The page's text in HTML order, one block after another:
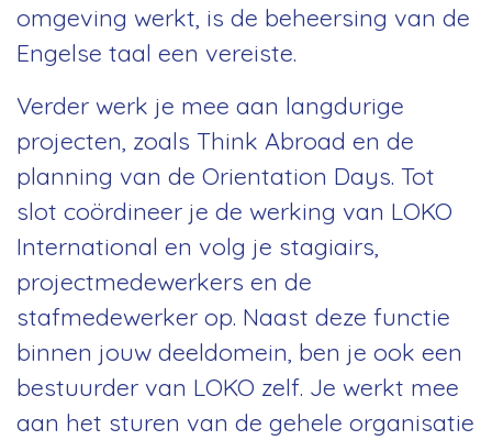
omgeving werkt, is de beheersing van de
Engelse taal een vereiste.
Verder werk je mee aan langdurige
projecten, zoals Think Abroad en de
planning van de Orientation Days. Tot
slot coördineer je de werking van LOKO
International en volg je stagiairs,
projectmedewerkers en de
stafmedewerker op. Naast deze functie
binnen jouw deeldomein, ben je ook een
bestuurder van LOKO zelf. Je werkt mee
aan het sturen van de gehele organisatie